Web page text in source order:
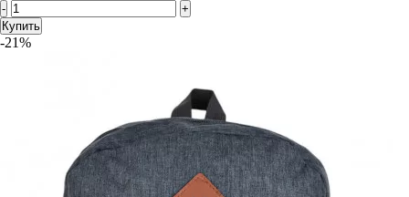
-
+
Купить
-21%